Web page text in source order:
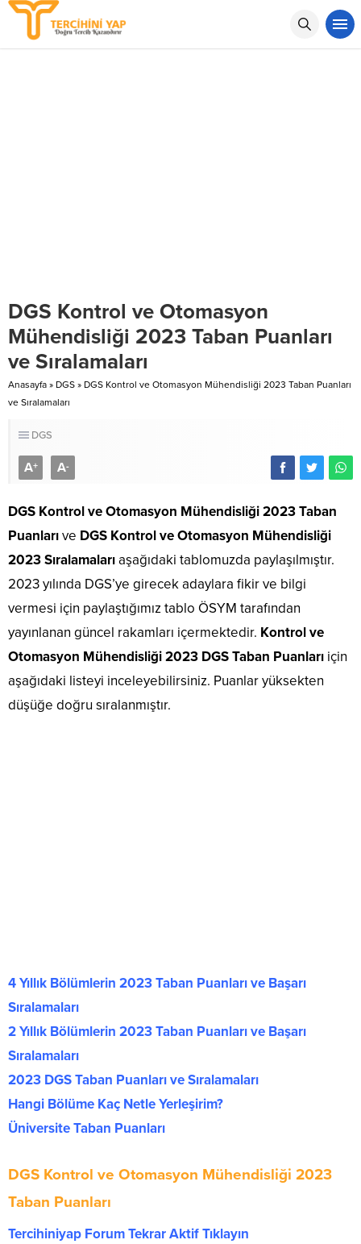
DGS Kontrol ve Otomasyon
Mühendisliği 2023 Taban Puanları
ve Sıralamaları
Anasayfa » DGS » DGS Kontrol ve Otomasyon Mühendisliği 2023 Taban Puanları
ve Sıralamaları
DGS
A+ A-
DGS Kontrol ve Otomasyon Mühendisliği 2023 Taban
Puanlarıve DGS Kontrol ve Otomasyon Mühendisliği
2023 Sıralamalarıaşağıdaki tablomuzda paylaşılmıştır.
2023 yılında DGS’ye girecek adaylara fikir ve bilgi
vermesi için paylaştığımız tablo ÖSYM tarafından
yayınlanan güncel rakamları içermektedir. Kontrol ve
Otomasyon Mühendisliği 2023 DGS Taban Puanları için
aşağıdaki listeyi inceleyebilirsiniz. Puanlar yüksekten
düşüğe doğru sıralanmıştır.
4 Yıllık Bölümlerin 2023 Taban Puanları ve Başarı
Sıralamaları
2 Yıllık Bölümlerin 2023 Taban Puanları ve Başarı
Sıralamaları
2023 DGS Taban Puanları ve Sıralamaları
Hangi Bölüme Kaç Netle Yerleşirim?
Üniversite Taban Puanları
DGS Kontrol ve Otomasyon Mühendisliği 2023
Taban Puanları
Tercihiniyap Forum Tekrar Aktif Tıklayın